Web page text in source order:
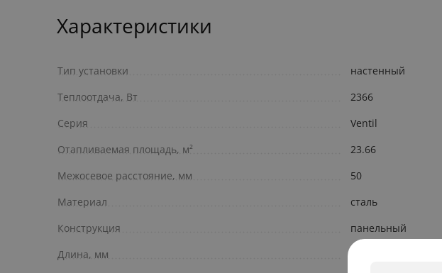
Характеристики
Тип установки
настенный
Теплоотдача, Вт
2366
Серия
Ventil
Отапливаемая площадь, м²
23.66
Межосевое расстояние, мм
50
Материал
сталь
Конструкция
панельный
Длина, мм